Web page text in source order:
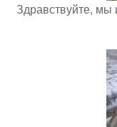
Здравствуйте, мы